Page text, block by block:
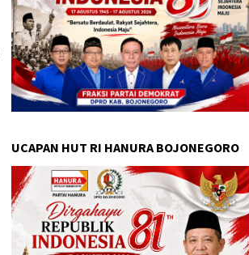
UCAPAN HUT RI HANURA BOJONEGORO